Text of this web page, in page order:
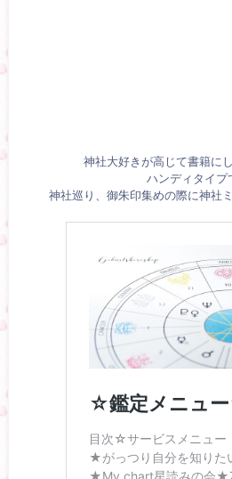
神社大好きが高じて書籍に
ハンディタイプ
神社巡り、御朱印集めの際に神社